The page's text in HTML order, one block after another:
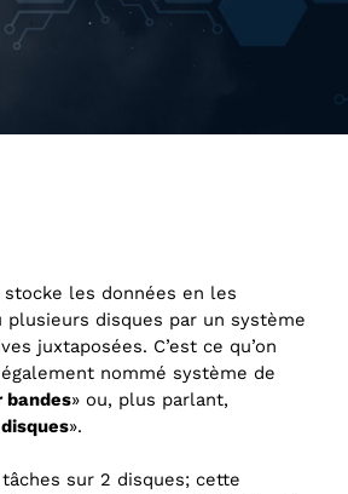
stocke les données en les
plusieurs disques par un système
juxtaposées. C’est ce qu’on
nommé système de
bandes» ou, plus parlant,
».
sur 2 disques; cette